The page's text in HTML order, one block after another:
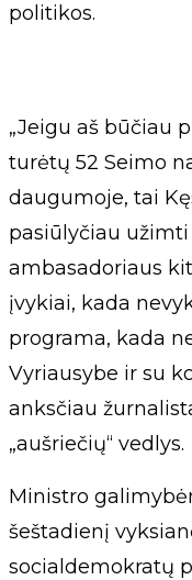
politikos.
„Jeigu aš būčiau
turėtų 52 Seimo
daugumoje, tai
pasiūlyčiau
ambasadoriaus
įvykiai, kada
programa, kada
Vyriausybe ir su
anksčiau
„aušriečių“ vedlys.
Ministro
šeštadienį
socialdemokratų